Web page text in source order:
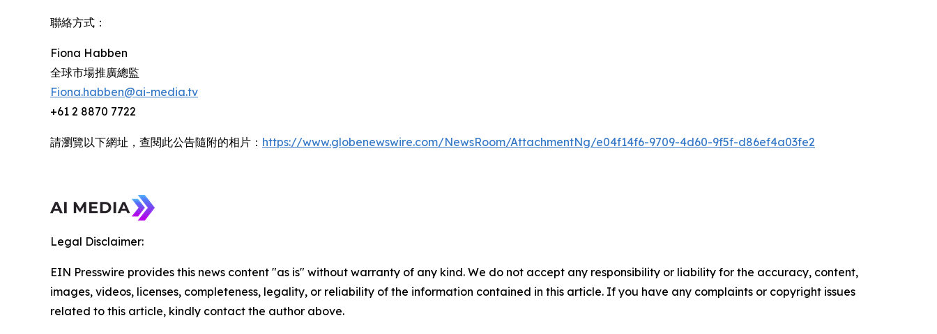
聯絡方式：
Fiona Habben
全球市場推廣總監
Fiona.habben@ai-media.tv
+61 2 8870 7722
請瀏覽以下網址，查閱此公告隨附的相片： https://www.globenewswire.com/NewsRoom/AttachmentNg/e04f14f6-9709-4d60-9f5f-d86ef4a03fe2
Legal Disclaimer:
EIN Presswire provides this news content "as is" without warranty of any kind. We do not accept any responsibility or liability for the accuracy, content,
images, videos, licenses, completeness, legality, or reliability of the information contained in this article. If you have any complaints or copyright issues
related to this article, kindly contact the author above.